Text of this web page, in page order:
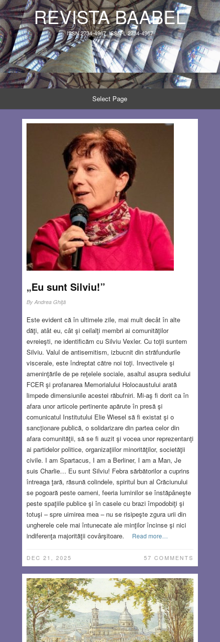
REVISTA BAABEL
ISSN 2734-4967, ISSN-L 2734-4967
Select Page
„Eu sunt Silviu!”
By Andrea Ghiţă
Este evident că în ultimele zile, mai mult decât în alte
dăţi, atât eu, cât şi ceilalţi membri ai comunităţilor
evreieşti, ne identificăm cu Silviu Vexler. Cu toţii suntem
Silviu. Valul de antisemitism, izbucnit din străfundurile
viscerale, este îndreptat către noi toţi. Invectivele şi
ameninţările de pe reţelele sociale, asaltul asupra sediului
FCER şi profanarea Memorialului Holocaustului arată
limpede dimensiunile acestei răbufniri. Mi-aş fi dorit ca în
afara unor articole pertinente apărute în presă şi
comunicatul Institutului Elie Wiesel să fi existat şi o
sancţionare publică, o solidarizare din partea celor din
afara comunităţii, să se fi auzit şi vocea unor reprezentanţi
ai partidelor politice, organizaţiilor minorităţilor, societăţii
civile. I am Spartacus, I am a Berliner, I am a Man, Je
suis Charlie… Eu sunt Silviu! Febra sărbătorilor a cuprins
întreaga ţară, răsună colindele, spiritul bun al Crăciunului
se pogoară peste oameni, feeria luminilor se înstăpâneşte
peste spaţiile publice şi în casele cu brazi împodobiţi şi
totuşi – spre uimirea mea – nu se risipeşte zgura urii din
ungherele cele mai întunecate ale minţilor încinse şi nici
indiferenţa majorităţii covârşitoare.
Read more…
DEC 21, 2025 57 COMMENTS